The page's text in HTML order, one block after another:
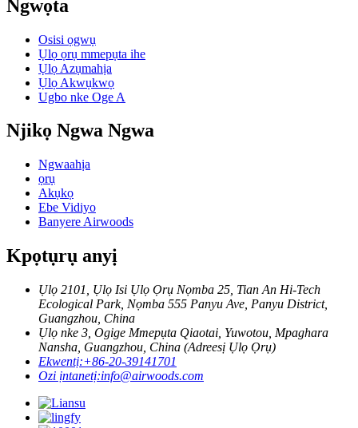
Ngwọta
Osisi ọgwụ
Ụlọ ọrụ mmepụta ihe
Ụlọ Azụmahịa
Ụlọ Akwụkwọ
Ugbo nke Oge A
Njikọ Ngwa Ngwa
Ngwaahịa
ọrụ
Akụkọ
Ebe Vidiyo
Banyere Airwoods
Kpọtụrụ anyị
Ụlọ 2101, Ụlọ Isi Ụlọ Ọrụ Nọmba 25, Tian An Hi-Tech
Ecological Park, Nọmba 555 Panyu Ave, Panyu District,
Guangzhou, China
Ụlọ nke 3, Ogige Mmepụta Qiaotai, Yuwotou, Mpaghara
Nansha, Guangzhou, China (Adreesị Ụlọ Ọrụ)
Ekwentị:+86-20-39141701
Ozi ịntanetị:info@airwoods.com